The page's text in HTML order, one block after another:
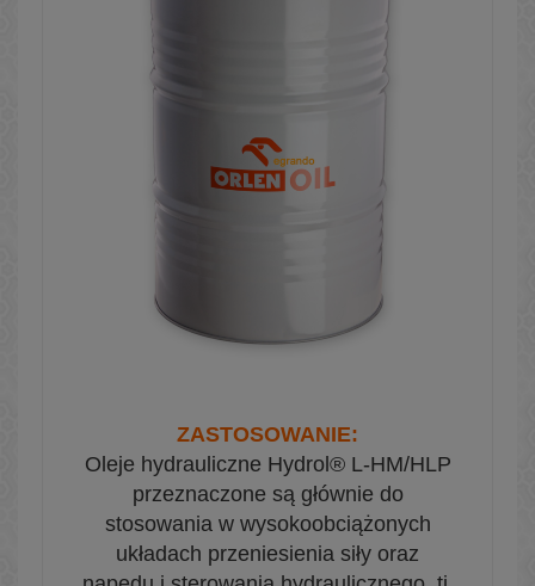
ZASTOSOWANIE:
Oleje hydrauliczne Hydrol® L-HM/HLP
przeznaczone są głównie do
stosowania w wysokoobciążonych
układach przeniesienia siły oraz